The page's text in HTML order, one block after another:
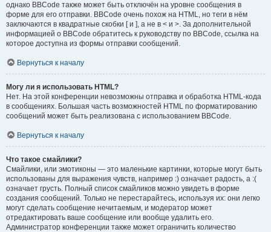
однако BBCode также может быть отключён на уровне сообщения в
форме для его отправки. BBCode очень похож на HTML, но теги в нём
заключаются в квадратные скобки [ и ], а не в < и >. За дополнительной
информацией о BBCode обратитесь к руководству по BBCode, ссылка на
которое доступна из формы отправки сообщений.
Вернуться к началу
Могу ли я использовать HTML?
Нет. На этой конференции невозможны отправка и обработка HTML-кода
в сообщениях. Большая часть возможностей HTML по форматированию
сообщений может быть реализована с использованием BBCode.
Вернуться к началу
Что такое смайлики?
Смайлики, или эмотиконы — это маленькие картинки, которые могут быть
использованы для выражения чувств, например :) означает радость, а :(
означает грусть. Полный список смайликов можно увидеть в форме
создания сообщений. Только не перестарайтесь, используя их: они легко
могут сделать сообщение нечитаемым, и модератор может
отредактировать ваше сообщение или вообще удалить его.
Администратор конференции также может ограничить количество